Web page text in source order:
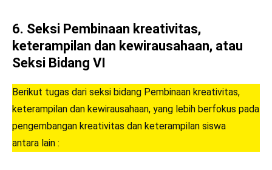
6. Seksi Pembinaan kreativitas,
keterampilan dan kewirausahaan, atau
Seksi Bidang VI
Berikut tugas dari seksi bidang Pembinaan kreativitas,
keterampilan dan kewirausahaan, yang lebih berfokus pada
pengembangan kreativitas dan keterampilan siswa
antara lain :